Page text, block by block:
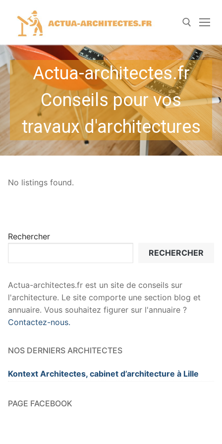
Rechercher :
Actua-architectes.fr
Conseils pour vos
travaux d'architectures
No listings found.
Rechercher
RECHERCHER
Actua-architectes.fr est un site de conseils sur
l'architecture. Le site comporte une section blog et
annuaire. Vous souhaitez figurer sur l'annuaire ?
Contactez-nous.
NOS DERNIERS ARCHITECTES
Kontext Architectes, cabinet d’architecture à Lille
PAGE FACEBOOK